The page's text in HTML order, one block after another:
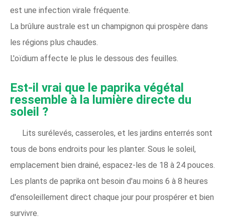
est une infection virale fréquente.
La brûlure australe est un champignon qui prospère dans
les régions plus chaudes.
L'oïdium affecte le plus le dessous des feuilles.
Est-il vrai que le paprika végétal
ressemble à la lumière directe du
soleil ?
Lits surélevés, casseroles, et les jardins enterrés sont
tous de bons endroits pour les planter. Sous le soleil,
emplacement bien drainé, espacez-les de 18 à 24 pouces.
Les plants de paprika ont besoin d'au moins 6 à 8 heures
d'ensoleillement direct chaque jour pour prospérer et bien
survivre.